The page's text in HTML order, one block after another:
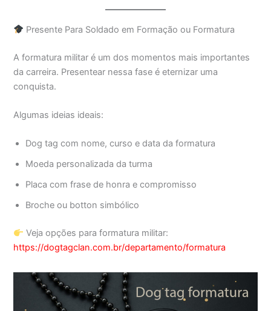
Presente Para Soldado em Formação ou Formatura
A formatura militar é um dos momentos mais importantes
da carreira. Presentear nessa fase é eternizar uma
conquista.
Algumas ideias ideais:
Dog tag com nome, curso e data da formatura
Moeda personalizada da turma
Placa com frase de honra e compromisso
Broche ou botton simbólico
Veja opções para formatura militar:
https://dogtagclan.com.br/departamento/formatura